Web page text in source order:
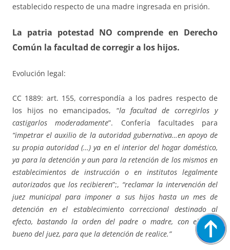
establecido respecto de una madre ingresada en prisión.
La patria potestad NO comprende en Derecho
Común la facultad de corregir a los hijos.
Evolución legal:
CC 1889: art. 155, correspondía a los padres respecto de
los hijos no emancipados, “la facultad de corregirlos y
castigarlos moderadamente”. Confería facultades para
“impetrar el auxilio de la autoridad gubernativa…en apoyo de
su propia autoridad (…) ya en el interior del hogar doméstico,
ya para la detención y aun para la retención de los mismos en
establecimientos de instrucción o en institutos legalmente
autorizados que los recibieren”;, “reclamar la intervención del
juez municipal para imponer a sus hijos hasta un mes de
detención en el establecimiento correccional destinado al
efecto, bastando la orden del padre o madre, con el visto
bueno del juez, para que la detención de realice.”